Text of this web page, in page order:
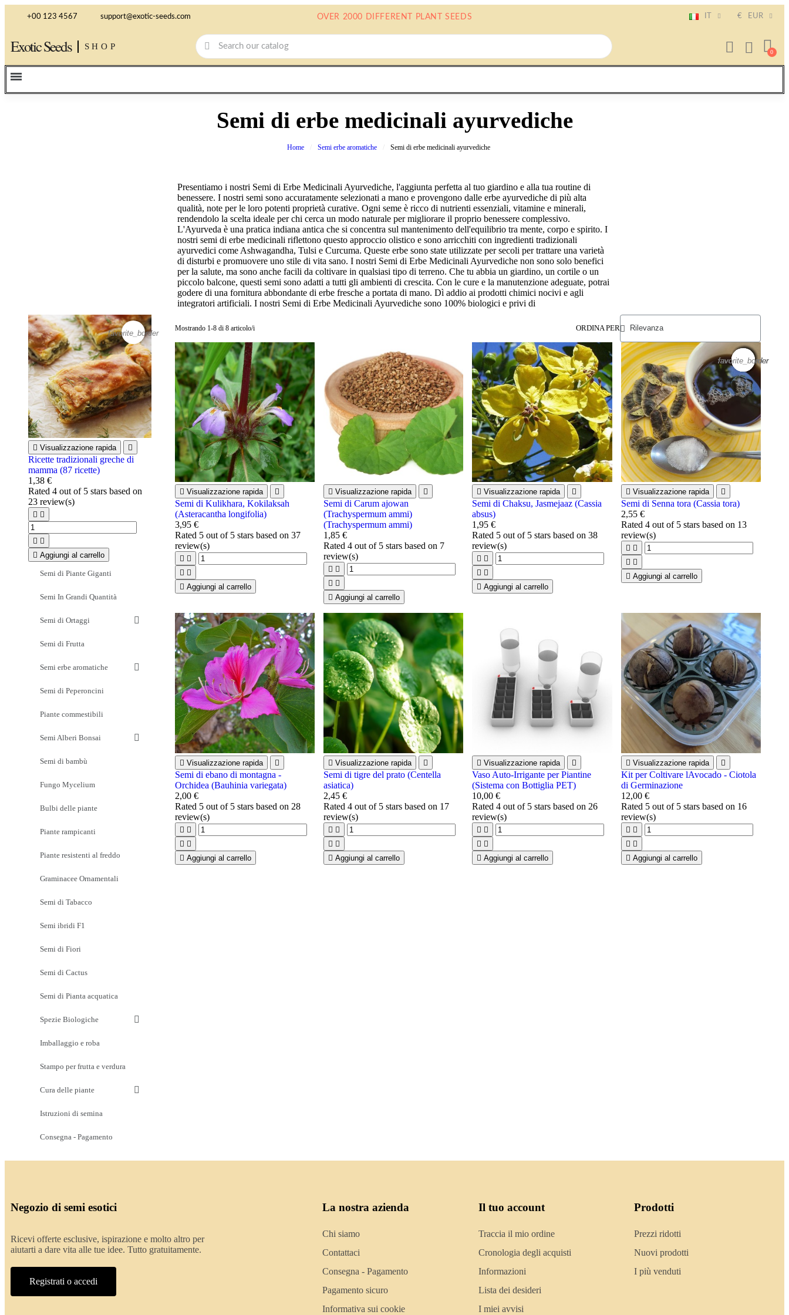
+00 123 4567 support@exotic-seeds.com OVER 2000 DIFFERENT PLANT SEEDS € EUR
Exotic Seeds SHOP
Semi di erbe medicinali ayurvediche
Home Semi erbe aromatiche Semi di erbe medicinali ayurvediche
Presentiamo i nostri Semi di Erbe Medicinali Ayurvediche, l'aggiunta perfetta al tuo giardino e alla tua routine di
benessere. I nostri semi sono accuratamente selezionati a mano e provengono dalle erbe ayurvediche di più alta
qualità, note per le loro potenti proprietà curative. Ogni seme è ricco di nutrienti essenziali, vitamine e minerali,
rendendolo la scelta ideale per chi cerca un modo naturale per migliorare il proprio benessere complessivo.
L'Ayurveda è una pratica indiana antica che si concentra sul mantenimento dell'equilibrio tra mente, corpo e spirito. I
nostri semi di erbe medicinali riflettono questo approccio olistico e sono arricchiti con ingredienti tradizionali
ayurvedici come Ashwagandha, Tulsi e Curcuma. Queste erbe sono state utilizzate per secoli per trattare una varietà
di disturbi e promuovere uno stile di vita sano. I nostri Semi di Erbe Medicinali Ayurvediche non sono solo benefici
per la salute, ma sono anche facili da coltivare in qualsiasi tipo di terreno. Che tu abbia un giardino, un cortile o un
piccolo balcone, questi semi sono adatti a tutti gli ambienti di crescita. Con le cure e la manutenzione adeguate, potrai
godere di una fornitura abbondante di erbe fresche a portata di mano. Dì addio ai prodotti chimici nocivi e agli
integratori artificiali. I nostri Semi di Erbe Medicinali Ayurvediche sono 100% biologici e privi di
favorite_border
 Visualizzazione rapida 
Ricette tradizionali greche di
mamma (87 ricette)
1,38 €
Rated 4 out of 5 stars based on
23 review(s)
 
 
 Aggiungi al carrello
Semi di Piante Giganti
Semi In Grandi Quantità
Semi di Ortaggi
Semi di Frutta
Semi erbe aromatiche
Semi di Peperoncini
Piante commestibili
Semi Alberi Bonsai
Semi di bambù
Fungo Mycelium
Bulbi delle piante
Piante rampicanti
Piante resistenti al freddo
Graminacee Ornamentali
Semi di Tabacco
Semi ibridi F1
Semi di Fiori
Semi di Cactus
Semi di Pianta acquatica
Spezie Biologiche
Imballaggio e roba
Stampo per frutta e verdura
Cura delle piante
Istruzioni di semina
Consegna - Pagamento
Mostrando 1-8 di 8 articolo/i ORDINA PER
favorite_border
 Visualizzazione rapida 
Semi di Kulikhara, Kokilaksah
(Asteracantha longifolia)
3,95 €
Rated 5out of 5 stars based on 37
review(s)
 
 
 Aggiungi al carrello
favorite_border
 Visualizzazione rapida 
Semi di Carum ajowan
(Trachyspermum ammi)
(Trachyspermum ammi)
1,85 €
Rated 4out of 5 stars based on 7
review(s)
 
 
 Aggiungi al carrello
favorite_border
 Visualizzazione rapida 
Semi di Chaksu, Jasmejaaz (Cassia
absus)
1,95 €
Rated 5 out of 5 stars based on38
review(s)
 
 
 Aggiungi al carrello
favorite_border
 Visualizzazione rapida 
Semi di Senna tora (Cassia tora)
2,55 €
Rated 4out of 5 stars based on 13
review(s)
 
 
 Aggiungi al carrello
favorite_border
 Visualizzazione rapida 
Semi di ebano di montagna -
Orchidea (Bauhinia variegata)
2,00 €
Rated 5out of 5 stars based on 28
review(s)
 
 
 Aggiungi al carrello
favorite_border
 Visualizzazione rapida 
Semi di tigre del prato (Centella
asiatica)
2,45 €
Rated 4out of 5 stars based on 17
review(s)
 
 
 Aggiungi al carrello
favorite_border
 Visualizzazione rapida 
Vaso Auto-Irrigante per Piantine
(Sistema con Bottiglia PET)
10,00 €
Rated4 out of 5 stars based on 26
review(s)
 
 
 Aggiungi al carrello
favorite_border
 Visualizzazione rapida 
Kit per Coltivare lAvocado - Ciotola
di Germinazione
12,00 €
Rated 5out of 5 stars based on 16
review(s)
 
 
 Aggiungi al carrello
Negozio di semi esotici
Ricevi offerte esclusive, ispirazione e molto altro per
aiutarti a dare vita alle tue idee. Tutto gratuitamente.
Registrati o accedi
La nostra azienda
Chi siamo
Contattaci
Consegna - Pagamento
Pagamento sicuro
Informativa sui cookie
Il tuo account
Traccia il mio ordine
Cronologia degli acquisti
Informazioni
Lista dei desideri
I miei avvisi
Prodotti
Prezzi ridotti
Nuovi prodotti
I più venduti